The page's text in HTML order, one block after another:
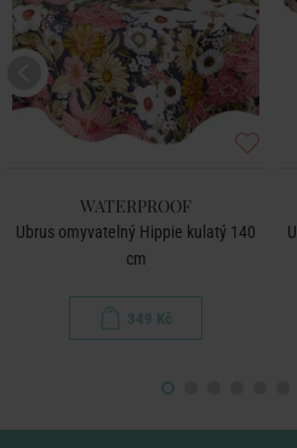
WATERPROOF
Ubrus omyvatelný Hippie kulatý 140
cm
349 Kč